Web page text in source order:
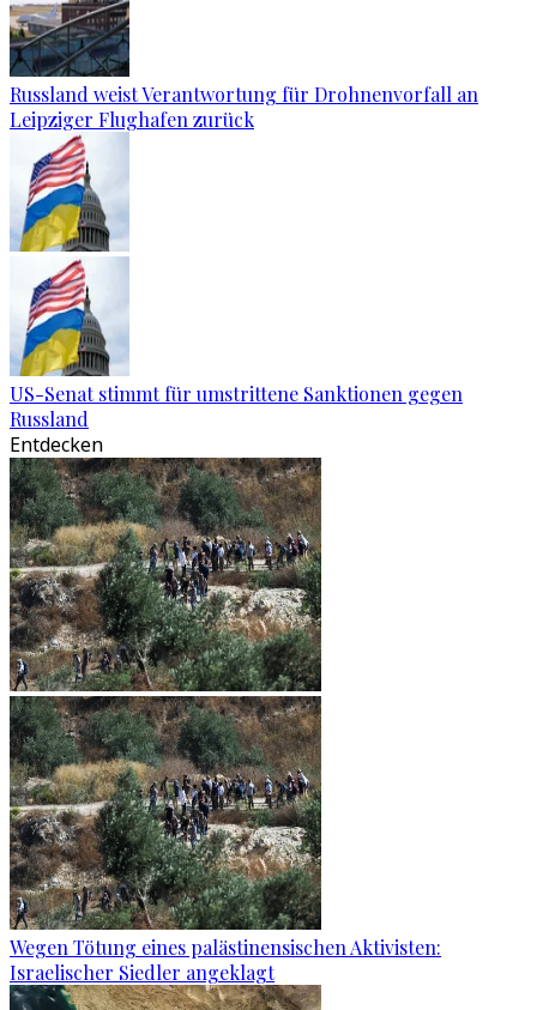
Russland weist Verantwortung für Drohnenvorfall an
Leipziger Flughafen zurück
US-Senat stimmt für umstrittene Sanktionen gegen
Russland
Entdecken
Wegen Tötung eines palästinensischen Aktivisten:
Israelischer Siedler angeklagt